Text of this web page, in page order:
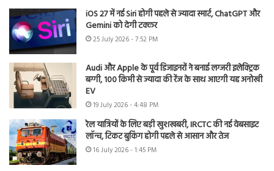
iOS 27 में नई Siri होगी पहले से ज्यादा स्मार्ट, ChatGPT और
Gemini को देगी टक्कर
25 July 2026 - 7:52 PM
Audi और Apple के पूर्व डिजाइनरों ने बनाई लग्जरी इलेक्ट्रिक
बग्गी, 100 किमी से ज्यादा की रेंज के साथ आएगी यह अनोखी
EV
19 July 2026 - 4:48 PM
रेल यात्रियों के लिए बड़ी खुशखबरी, IRCTC की नई वेबसाइट
लॉन्च, टिकट बुकिंग होगी पहले से आसान और तेज
16 July 2026 - 1:45 PM